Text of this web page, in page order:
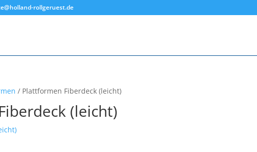
rollgeruest.de
/ Plattformen Fiberdeck (leicht)
(leicht)